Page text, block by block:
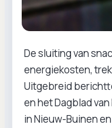
De sluiting van
energiekosten,
Uitgebreid
en het Dagblad
in Nieuw-Buinen